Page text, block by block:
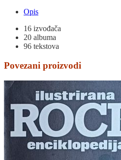
Opis
16 izvođača
20 albuma
96 tekstova
Povezani proizvodi